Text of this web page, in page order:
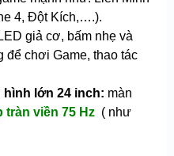
4, Đột Kích,….).
LED giả cơ, bấm nhẹ và
để chơi Game, thao tác
hình lớn 24 inch: màn
tràn viền 75 Hz( như